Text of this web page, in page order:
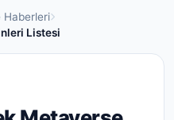
Haberleri
Listesi